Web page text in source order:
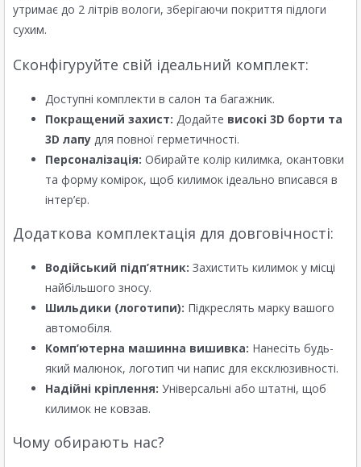
утримає до 2 літрів вологи, зберігаючи покриття підлоги
сухим.
Сконфігуруйте свій ідеальний комплект:
Доступні комплекти в салон та багажник.
Покращений захист: Додайте високі 3D борти та
3D лапу для повної герметичності.
Персоналізація: Обирайте колір килимка, окантовки
та форму комірок, щоб килимок ідеально вписався в
інтер’єр.
Додаткова комплектація для довговічності:
Водійський підп’ятник: Захистить килимок у місці
найбільшого зносу.
Шильдики (логотипи): Підкреслять марку вашого
автомобіля.
Комп’ютерна машинна вишивка: Нанесіть будь-
який малюнок, логотип чи напис для ексклюзивності.
Надійні кріплення: Універсальні або штатні, щоб
килимок не ковзав.
Чому обирають нас?